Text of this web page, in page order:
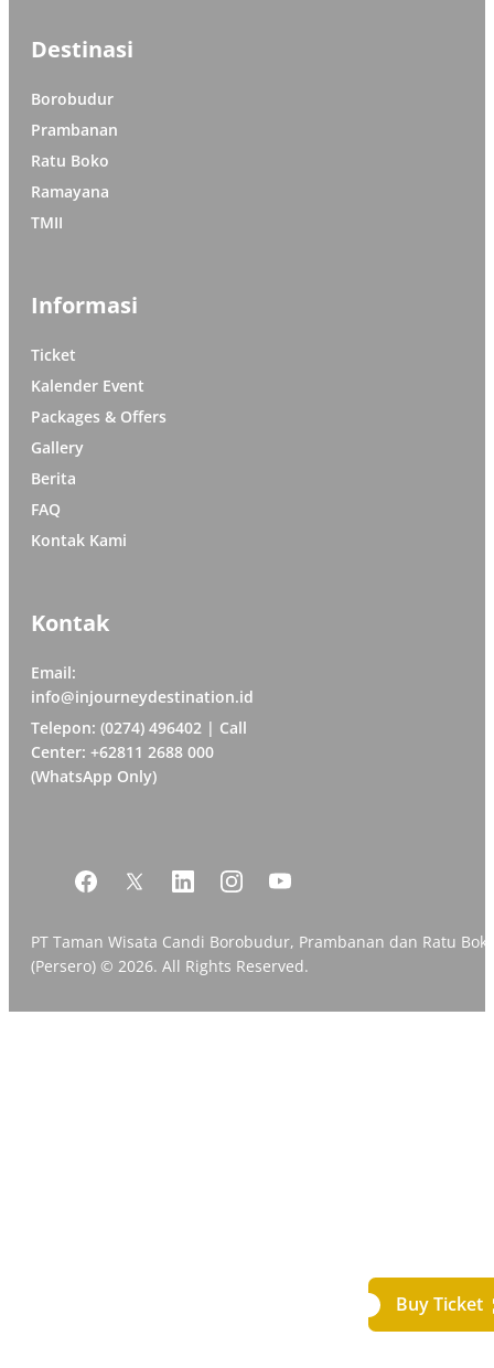
Buy Ticket
Destinasi
Borobudur
Prambanan
Ratu Boko
Ramayana
TMII
Informasi
Ticket
Kalender Event
Packages & Offers
Gallery
Berita
FAQ
Kontak Kami
Kontak
Email:
info@injourneydestination.id
Telepon: (0274) 496402 | Call
Center: +62811 2688 000
(WhatsApp Only)
PT Taman Wisata Candi Borobudur, Prambanan dan Ratu
(Persero) © 2026. All Rights Reserved.